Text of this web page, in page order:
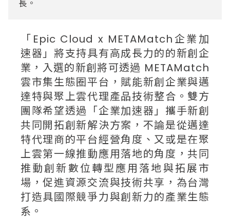
長。
「Epic Cloud x METAMatch企業加
速器」將支持具有高成長力的的新創企
業，入選的新創將可透過 METAMatch
雲市集生態圈平台，賦能新創企業與邁
達特與聚上雲代理產品技術整合。雙方
團隊希望透過「企業加速器」攜手新創
共同開拓創新解決方案，不論是從邁達
特代理商的平台經營角度、又或是在聚
上雲第一線推動應用落地的角度，共同
推動創新數位轉型應用落地與拓展市
場，促進資源交流與技術共享，為台灣
打造具國際競爭力與創新力的產業生態
系。